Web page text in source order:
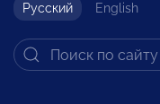
Русский English